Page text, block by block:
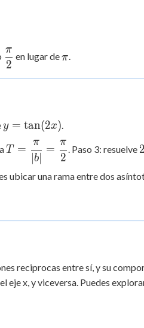
\dfrac{\pi}
{2}
2
π
en lugar de\pi
π.
y =
\tan(2x)
y = tan(2x).
T =
\dfrac{\pi}
{|b|} =
T =
∣b∣
π
=
2
π
. Paso 3: resuelve
ubicar una rama entre dos
reciprocas entre sí, y su
eje x, y viceversa. Puedes